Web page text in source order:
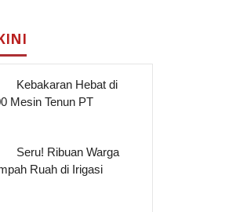
Kebakaran Hebat di
Mesin Tenun PT
Seru! Ribuan Warga
Ruah di Irigasi